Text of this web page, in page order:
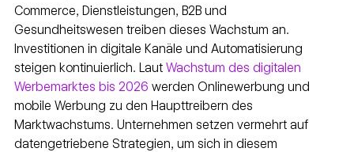
Commerce, Dienstleistungen, B2B und
Gesundheitswesen treiben dieses Wachstum an.
Investitionen in digitale Kanäle und Automatisierung
steigen kontinuierlich. Laut Wachstum des digitalen
Werbemarktes bis 2026 werden Onlinewerbung und
mobile Werbung zu den Haupttreibern des
Marktwachstums. Unternehmen setzen vermehrt auf
datengetriebene Strategien, um sich in diesem